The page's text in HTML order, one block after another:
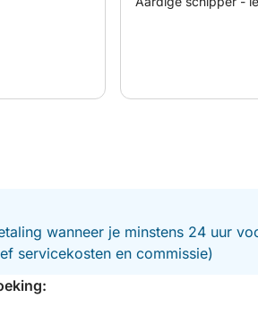
informatie of om uw excursie te
wanneer je minstens 24 uur
servicekosten en commissie)